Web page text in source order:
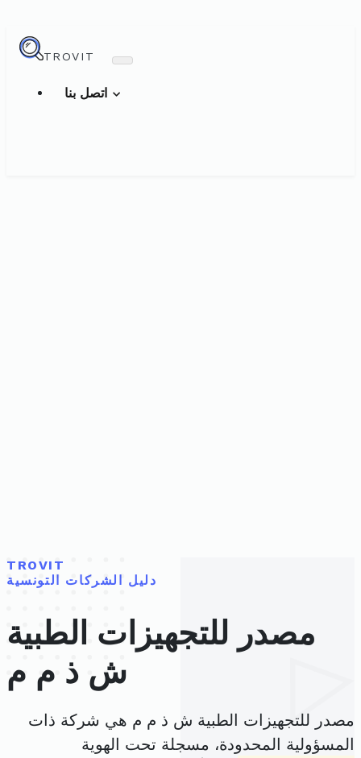
TROVIT
TROVIT
دليل الشركات التونسية
مصدر للتجهيزات الطبية
ش ذ م م
مصدر للتجهيزات الطبية ش ذ م م هي شركة ذات
المسؤولية المحدودة، مسجلة تحت الهوية